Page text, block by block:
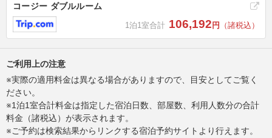
コージー ダブルルーム
1泊1室合計 106,192 円 （諸税込）
ご利用上の注意
※実際の適用料金は異なる場合がありますので、目安としてご覧く
ださい。
※1泊1室合計料金は指定した宿泊日数、部屋数、利用人数分の合計
料金（諸税込）が表示されます。
※ご予約は検索結果からリンクする宿泊予約サイトより行えます。